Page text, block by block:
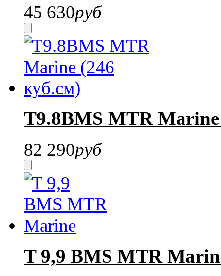
45 630руб
T9.8BMS MTR Marine
82 290руб
T 9,9 BMS MTR